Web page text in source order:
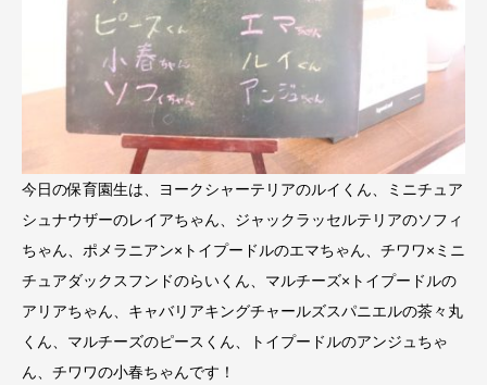
今日の保育園生は、ヨークシャーテリアのルイくん、ミニチュア
シュナウザーのレイアちゃん、ジャックラッセルテリアのソフィ
ちゃん、ポメラニアン×トイプードルのエマちゃん、チワワ×ミニ
チュアダックスフンドのらいくん、マルチーズ×トイプードルの
アリアちゃん、キャバリアキングチャールズスパニエルの茶々丸
くん、マルチーズのピースくん、トイプードルのアンジュちゃ
ん、チワワの小春ちゃんです！